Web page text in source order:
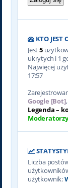
KTO JEST
Jest5
ukrytych i 1
Najwięcej
17:57
Google [Bot],
Legenda –
Liczba
użytkownik: